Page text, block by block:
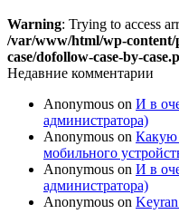
Warning: Trying to access
/var/www/html/wp-content/
case/dofollow-case-by-
Недавние комментарии
Anonymous on И в
администратора)
Anonymous on Какую
мобильного
Anonymous on И в
администратора)
Anonymous on